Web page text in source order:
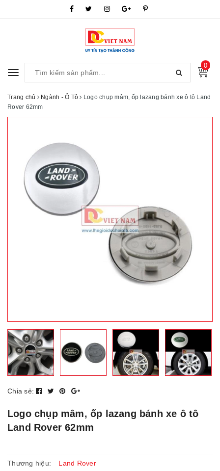
Toggle
0
Trang chủ Ngành - Ô Tô
Logo chụp mâm, ốp lazang bánh xe ô tô Land
Rover 62mm
Chia sẻ:
Logo chụp mâm, ốp lazang bánh xe ô tô
Land Rover 62mm
Thương hiệu:
Land Rover